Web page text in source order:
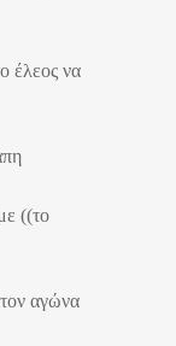
έλεος να
((το
αγώνα